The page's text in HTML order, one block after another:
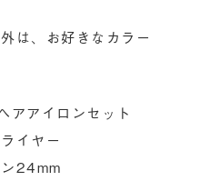
は、お好きなカラー
アイロンセット
イヤー
24mm